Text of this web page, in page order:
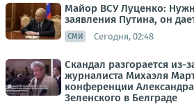
Майор ВСУ Луценко:
заявления Путина, он
СМИ Сегодня, 02:48
Скандал разгорается из-
журналиста Михаэля
конференции
Зеленского в Белграде